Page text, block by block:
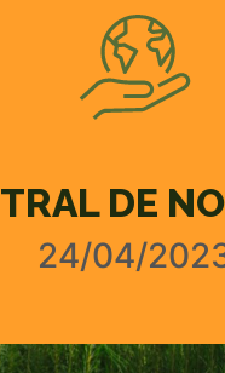
DE
24/04/